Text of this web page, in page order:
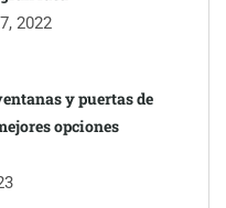
2022
y puertas de
opciones